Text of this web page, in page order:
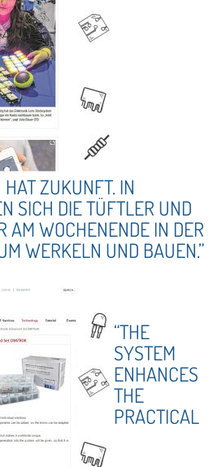
ZUKUNFT. IN
SICH DIE TÜFTLER UND
AM WOCHENENDE IN DER
WERKELN UND BAUEN.”
“THE
SYSTEM
ENHANCES
THE
PRACTICAL